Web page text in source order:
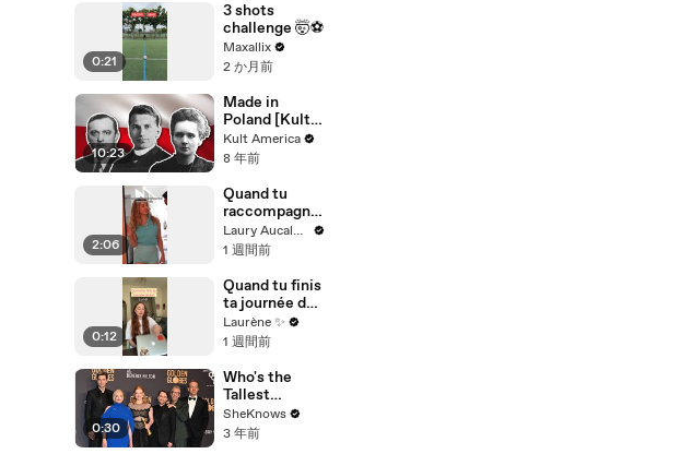
0:21
3 shots
challenge 🤯⚽️
Maxallix
2 か月前
10:23
Made in
Poland [Kult
America]
Kult America
8 年前
2:06
Quand tu
raccompagne
s ton date
chez elle
Laury Aucalme
1 週間前
0:12
Quand tu finis
ta journée de
taf…
Laurène ✨
1 週間前
0:30
Who's the
Tallest
Succession
Cast Member
SheKnows
3 年前